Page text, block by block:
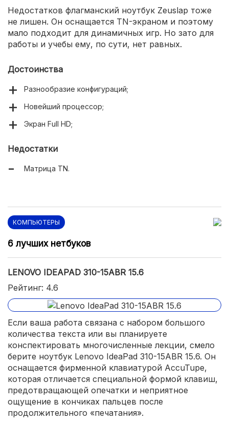
Недостатков флагманский ноутбук Zeuslap тоже
не лишен. Он оснащается TN-экраном и поэтому
мало подходит для динамичных игр. Но зато для
работы и учебы ему, по сути, нет равных.
Достоинства
Разнообразие конфигураций;
Новейший процессор;
Экран Full HD;
Недостатки
Матрица TN.
КОМПЬЮТЕРЫ
6 лучших нетбуков
LENOVO IDEAPAD 310-15ABR 15.6
Рейтинг: 4.6
Если ваша работа связана с набором большого
количества текста или вы планируете
конспектировать многочисленные лекции, смело
берите ноутбук Lenovo IdeaPad 310-15ABR 15.6. Он
оснащается фирменной клавиатурой AccuTupe,
которая отличается специальной формой клавиш,
предотвращающей опечатки и неприятное
ощущение в кончиках пальцев после
продолжительного «печатания».